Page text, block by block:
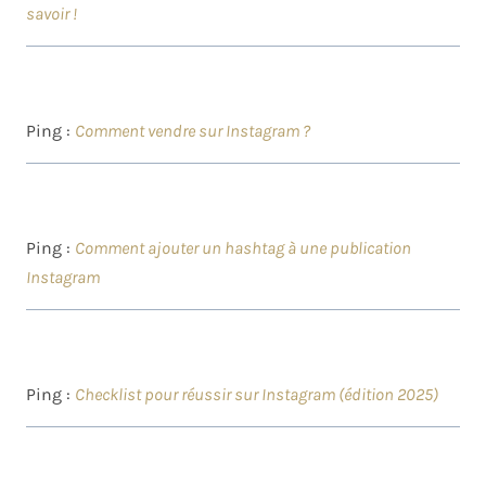
savoir !
Ping : Comment vendre sur Instagram ?
Ping : Comment ajouter un hashtag à une publication
Instagram
Ping : Checklist pour réussir sur Instagram (édition 2025)